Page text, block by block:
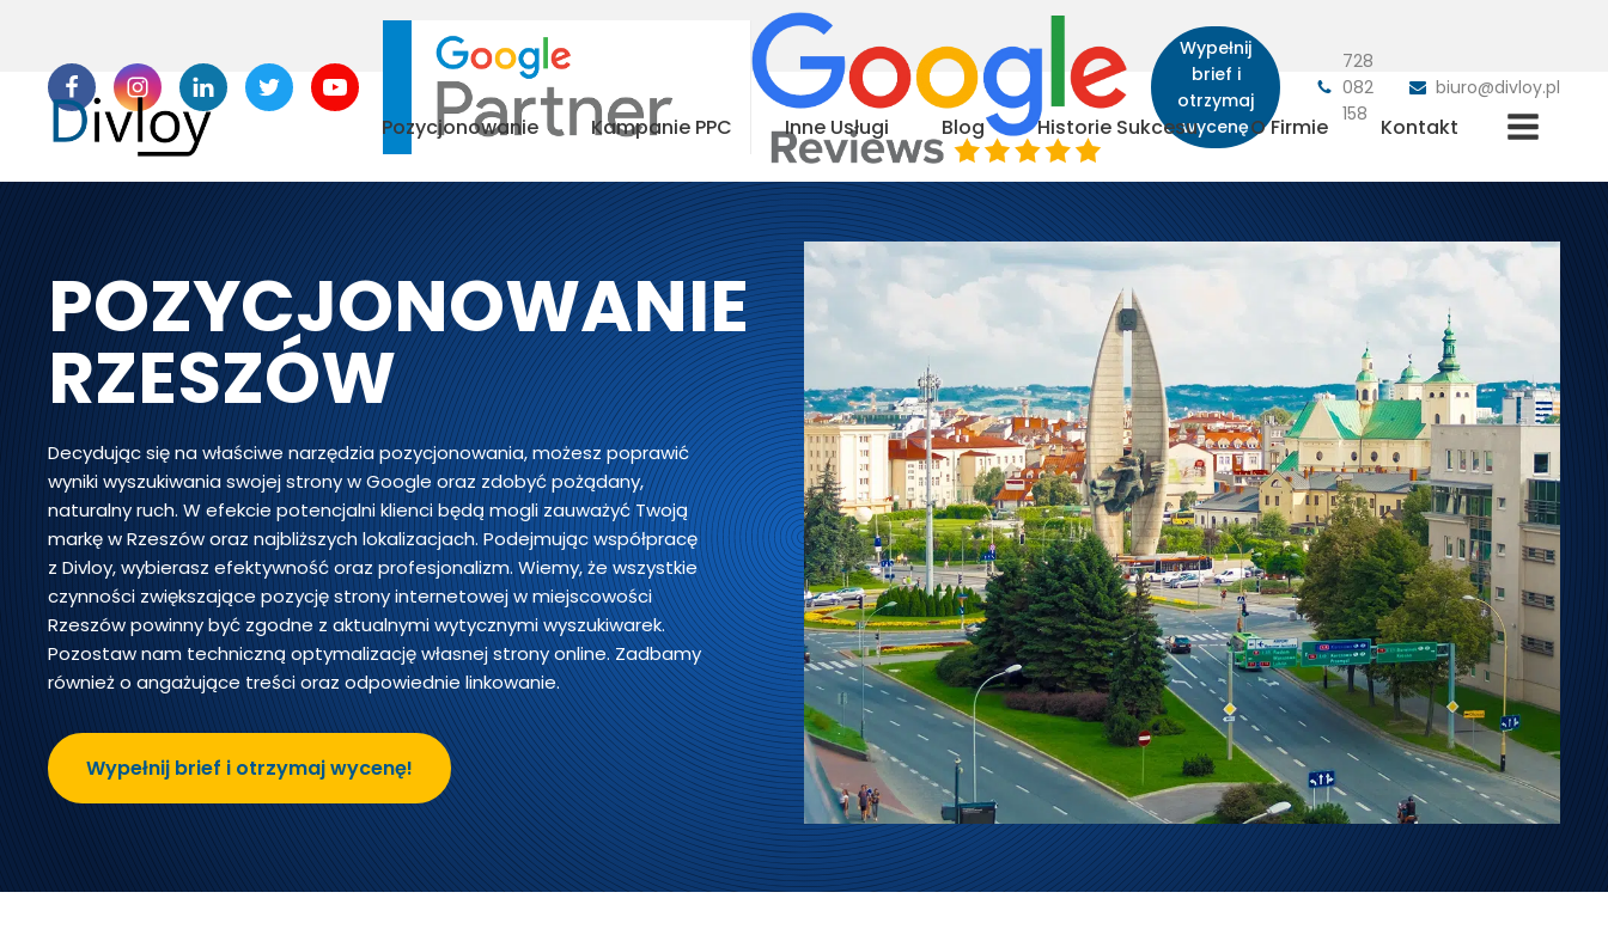
Wypełnij
brief i
otrzymaj
wycenę
728
082
158
biuro@divloy.pl
Pozycjonowanie Kampanie PPC Inne Usługi Blog Historie Sukcesu O Firmie Kontakt
POZYCJONOWANIE
RZESZÓW
Decydując się na właściwe narzędzia pozycjonowania, możesz poprawić
wyniki wyszukiwania swojej strony w Google oraz zdobyć pożądany,
naturalny ruch. W efekcie potencjalni klienci będą mogli zauważyć Twoją
markę w Rzeszów oraz najbliższych lokalizacjach. Podejmując współpracę
z Divloy, wybierasz efektywność oraz profesjonalizm. Wiemy, że wszystkie
czynności zwiększające pozycję strony internetowej w miejscowości
Rzeszów powinny być zgodne z aktualnymi wytycznymi wyszukiwarek.
Pozostaw nam techniczną optymalizację własnej strony online. Zadbamy
również o angażujące treści oraz odpowiednie linkowanie.
Wypełnij brief i otrzymaj wycenę!